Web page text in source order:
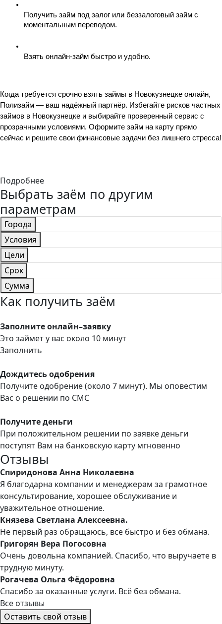
Получить займ под залог или беззалоговый займ с
моментальным переводом.
Взять онлайн-займ быстро и удобно.
Когда требуется срочно взять займы в Новокузнецке онлайн,
Полизайм — ваш надёжный партнёр. Избегайте рисков частных
займов в Новокузнецке и выбирайте проверенный сервис с
прозрачными условиями. Оформите займ на карту прямо
сейчас и решите свои финансовые задачи без лишнего стресса!
Подробнее
Выбрать заём по другим
параметрам
Города
Условия
Цели
Срок
Сумма
Как получить заём
Заполните онлайн–заявку
Это займет у вас около 10 минут
Заполнить
Дождитесь одобрения
Получите одобрение (около 7 минут). Мы оповестим
Вас о решении по СМС
Получите деньги
При положительном решении по заявке деньги
поступят Вам на банковскую карту мгновенно
Отзывы
Спиридонова Анна Николаевна
Я благодарна компании и менеджерам за грамотное
консультирование, хорошее обслуживание и
уважительное отношение.
Князева Светлана Алексеевна.
Не первый раз обращаюсь, все быстро и без обмана.
Григорян Вера Погосовна
Очень довольна компанией. Спасибо, что выручаете в
трудную минуту.
Рогачева Ольга Фёдоровна
Спасибо за оказанные услуги. Всё без обмана.
Все отзывы
Оставить свой отзыв